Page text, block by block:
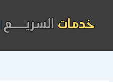
المحتوى